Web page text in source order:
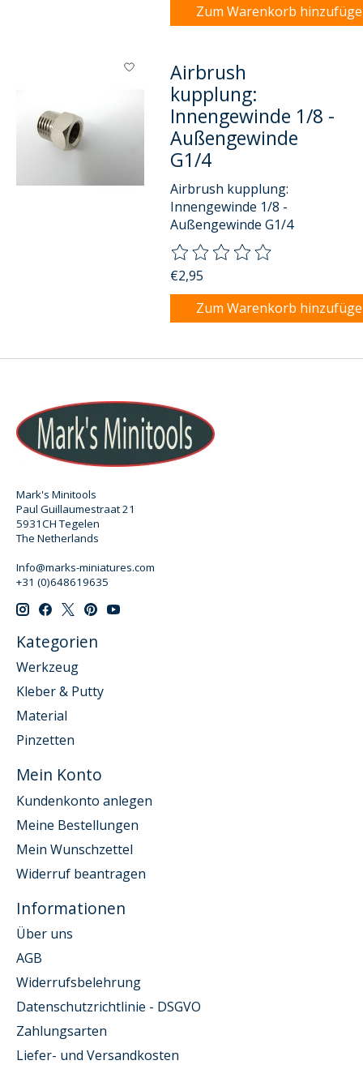
Zum Warenkorb
Airbrush
kupplung:
Innengewinde 1/8 -
Außengewinde
G1/4
Airbrush kupplung:
Innengewinde 1/8 -
Außengewinde G1/4
Die Bewertung dieses
€2,95
Zum Warenkorb
Mark's Minitools
Paul Guillaumestraat 21
5931CH Tegelen
The Netherlands
Info@marks-miniatures.com
+31 (0)648619635
Kategorien
Werkzeug
Kleber & Putty
Material
Pinzetten
Mein Konto
Kundenkonto anlegen
Meine Bestellungen
Mein Wunschzettel
Widerruf beantragen
Informationen
Über uns
AGB
Widerrufsbelehrung
Datenschutzrichtlinie - DSGVO
Zahlungsarten
Liefer- und Versandkosten